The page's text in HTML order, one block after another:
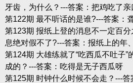
牙齿，为什么？---答案：把鸡吃了
第122期 最不听话的是谁?---答案：
第123期 报纸上登的消息不一定百
息绝对假不了?---答案：报纸上的年
第124期 大雄练就了“吃西瓜不吐子”
成的？---答案：吃得是无子西瓜呀
第125期 时钟什么时候不会走？---